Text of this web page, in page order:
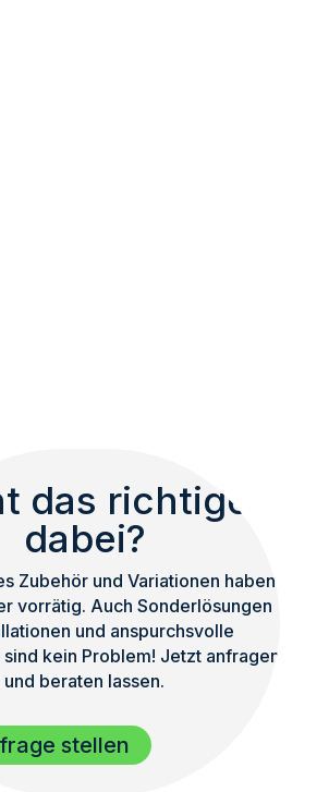
das richtige
dabei?
Zubehör und Variationen haben
vorrätig. Auch Sonderlösungen
und anspurchsvolle
kein Problem! Jetzt anfragen
und beraten lassen.
stellen